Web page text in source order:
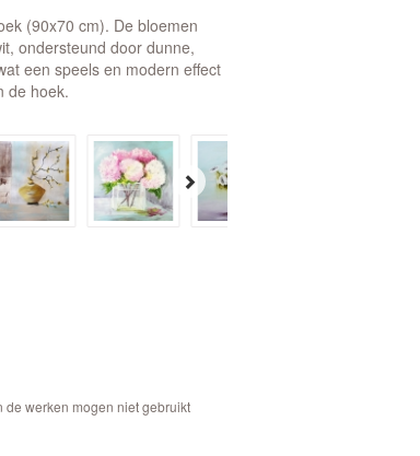
(90x70 cm). De bloemen
ondersteund door dunne,
een speels en modern effect
de hoek.
de werken mogen niet gebruikt